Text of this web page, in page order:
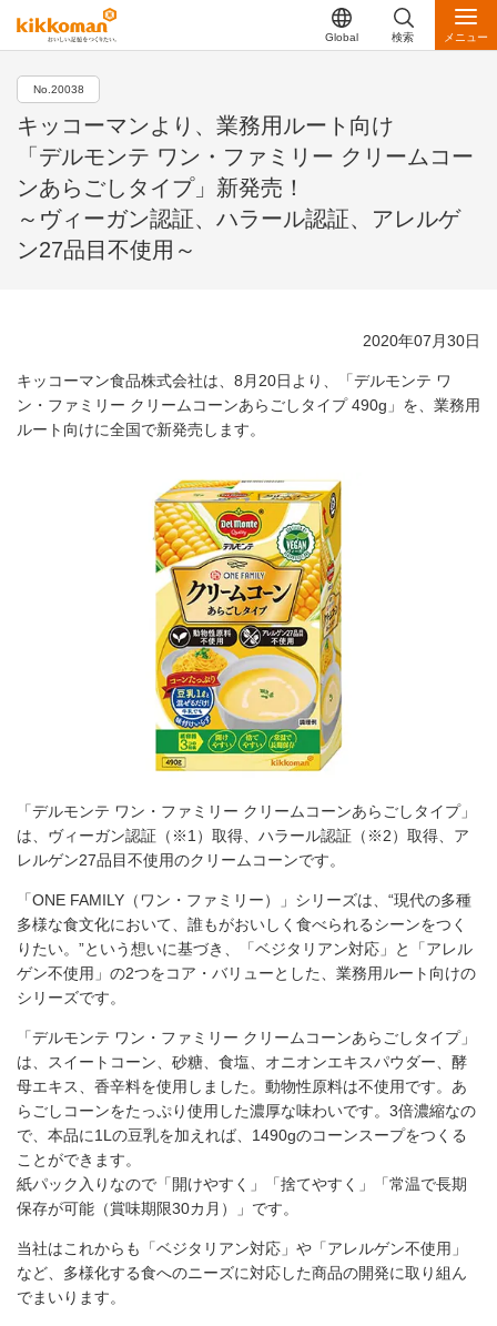
Global 検索 メニュー
No.20038
キッコーマンより、業務用ルート向け
「デルモンテ ワン・ファミリー クリームコー
ンあらごしタイプ」新発売！
～ヴィーガン認証、ハラール認証、アレルゲ
ン27品目不使用～
2020年07月30日
キッコーマン食品株式会社は、8月20日より、「デルモンテ ワ
ン・ファミリー クリームコーンあらごしタイプ 490g」を、業務用
ルート向けに全国で新発売します。
「デルモンテ ワン・ファミリー クリームコーンあらごしタイプ」
は、ヴィーガン認証（※1）取得、ハラール認証（※2）取得、ア
レルゲン27品目不使用のクリームコーンです。
「ONE FAMILY（ワン・ファミリー）」シリーズは、“現代の多種
多様な食文化において、誰もがおいしく食べられるシーンをつく
りたい。”という想いに基づき、「ベジタリアン対応」と「アレル
ゲン不使用」の2つをコア・バリューとした、業務用ルート向けの
シリーズです。
「デルモンテ ワン・ファミリー クリームコーンあらごしタイプ」
は、スイートコーン、砂糖、食塩、オニオンエキスパウダー、酵
母エキス、香辛料を使用しました。動物性原料は不使用です。あ
らごしコーンをたっぷり使用した濃厚な味わいです。3倍濃縮なの
で、本品に1Lの豆乳を加えれば、1490gのコーンスープをつくる
ことができます。
紙パック入りなので「開けやすく」「捨てやすく」「常温で長期
保存が可能（賞味期限30カ月）」です。
当社はこれからも「ベジタリアン対応」や「アレルゲン不使用」
など、多様化する食へのニーズに対応した商品の開発に取り組ん
でまいります。